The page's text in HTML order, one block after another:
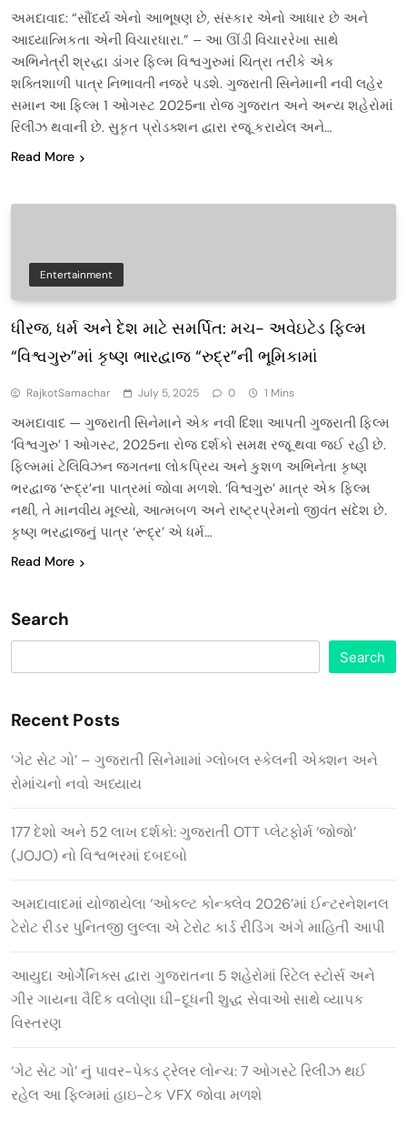
અમદાવાદ: “સૌંદર્ય એનો આભૂષણ છે, સંસ્કાર એનો આધાર છે અને
આધ્યાત્મિકતા એની વિચારધારા.” – આ ઊંડી વિચારરેખા સાથે
અભિનેત્રી શ્રદ્ધા ડાંગર ફિલ્મ વિશ્વગુરુમાં ચિત્રા તરીકે એક
શક્તિશાળી પાત્ર નિભાવતી નજરે પડશે. ગુજરાતી સિનેમાની નવી લહેર
સમાન આ ફિલ્મ 1 ઓગસ્ટ 2025ના રોજ ગુજરાત અને અન્ય શહેરોમાં
રિલીઝ થવાની છે. સુકૃત પ્રોડક્શન દ્વારા રજૂ કરાયેલ અને…
Read More
Entertainment
ધીરજ, ધર્મ અને દેશ માટે સમર્પિત: મચ- અવેઇટેડ ફિલ્મ
“વિશ્વગુરુ”માં કૃષ્ણ ભારદ્વાજ “રુદ્ર”ની ભૂમિકામાં
RajkotSamachar July 5, 2025 0 1 Mins
અમદાવાદ — ગુજરાતી સિનેમાને એક નવી દિશા આપતી ગુજરાતી ફિલ્મ
‘વિશ્વગુરુ’ 1 ઓગસ્ટ, 2025ના રોજ દર્શકો સમક્ષ રજૂ થવા જઈ રહી છે.
ફિલ્મમાં ટેલિવિઝન જગતના લોકપ્રિય અને કુશળ અભિનેતા કૃષ્ણ
ભરદ્વાજ ‘રૂદ્ર’ના પાત્રમાં જોવા મળશે. ‘વિશ્વગુરુ’ માત્ર એક ફિલ્મ
નથી, તે માનવીય મૂલ્યો, આત્મબળ અને રાષ્ટ્રપ્રેમનો જીવંત સંદેશ છે.
કૃષ્ણ ભરદ્વાજનું પાત્ર ‘રૂદ્ર’ એ ધર્મ…
Read More
Search
Search
Recent Posts
‘ગેટ સેટ ગો’ – ગુજરાતી સિનેમામાં ગ્લોબલ સ્કેલની એક્શન અને
રોમાંચનો નવો અધ્યાય
177 દેશો અને 52 લાખ દર્શકો: ગુજરાતી OTT પ્લેટફોર્મ ‘જોજો’
(JOJO) નો વિશ્વભરમાં દબદબો
અમદાવાદમાં યોજાયેલા ‘ઓકલ્ટ કોન્ક્લેવ 2026’માં ઈન્ટરનેશનલ
ટેરોટ રીડર પુનિતજી લુલ્લા એ ટેરોટ કાર્ડ રીડિંગ અંગે માહિતી આપી
આયુદા ઓર્ગેનિક્સ દ્વારા ગુજરાતના 5 શહેરોમાં રિટેલ સ્ટોર્સ અને
ગીર ગાયના વૈદિક વલોણા ઘી-દૂધની શુદ્ધ સેવાઓ સાથે વ્યાપક
વિસ્તરણ
‘ગેટ સેટ ગો’ નું પાવર-પેક્ડ ટ્રેલર લોન્ચ: 7 ઓગસ્ટે રિલીઝ થઈ
રહેલ આ ફિલ્મમાં હાઇ-ટેક VFX જોવા મળશે